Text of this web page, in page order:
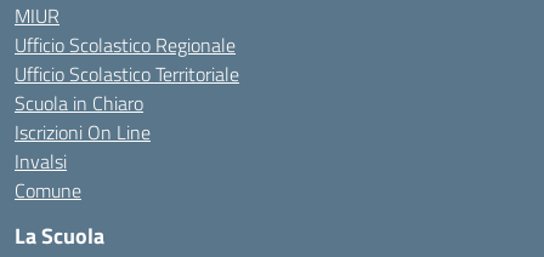
MIUR
Ufficio Scolastico Regionale
Ufficio Scolastico Territoriale
Scuola in Chiaro
Iscrizioni On Line
Invalsi
Comune
La Scuola